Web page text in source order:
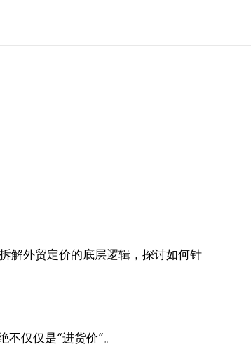
解外贸定价的底层逻辑，探讨如何针
仅仅是“进货价”。